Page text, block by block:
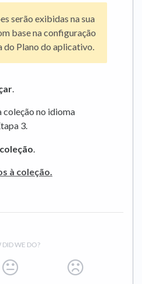
serão exibidas na sua
base na configuração
do Plano do aplicativo.
no idioma
3.
à coleção.
WE DO?